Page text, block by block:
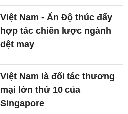
Việt Nam - Ấn Độ thúc đẩy
hợp tác chiến lược ngành
dệt may
Việt Nam là đối tác thương
mại lớn thứ 10 của
Singapore